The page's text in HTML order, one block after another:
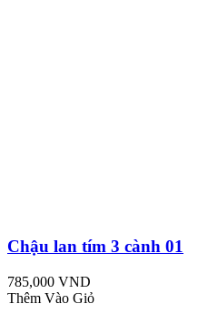
Chậu lan tím 3 cành 01
785,000 VND
Thêm Vào Giỏ